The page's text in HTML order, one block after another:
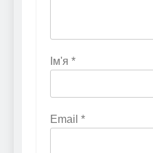
Ім'я *
Email *